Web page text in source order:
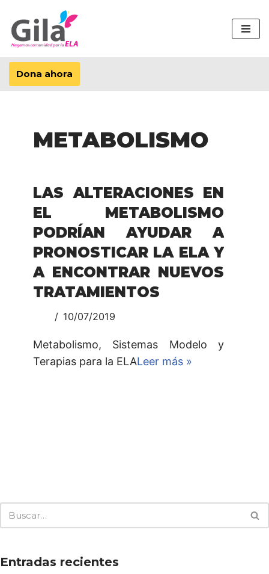
Saltar
al
contenido
Dona ahora
METABOLISMO
LAS ALTERACIONES EN
EL METABOLISMO
PODRÍAN AYUDAR A
PRONOSTICAR LA ELA Y
A ENCONTRAR NUEVOS
TRATAMIENTOS
10/07/2019
Metabolismo, Sistemas Modelo y
Terapias para la ELALeer más »
Entradas recientes